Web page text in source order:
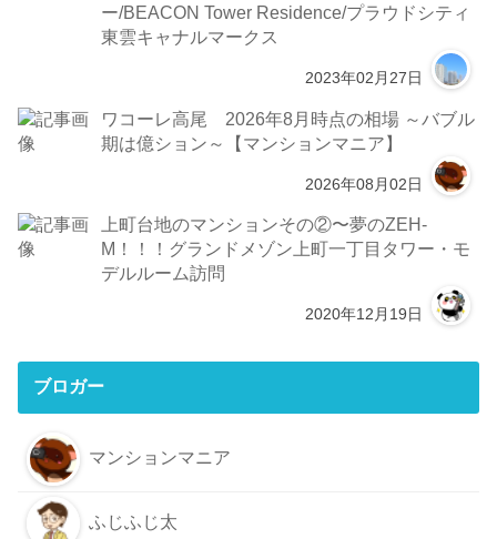
ー/BEACON Tower Residence/プラウドシティ
東雲キャナルマークス
2023年02月27日
ワコーレ高尾 2026年8月時点の相場 ～バブル
期は億ション～【マンションマニア】
2026年08月02日
上町台地のマンションその②〜夢のZEH-
M！！！グランドメゾン上町一丁目タワー・モ
デルルーム訪問
2020年12月19日
ブロガー
マンションマニア
ふじふじ太